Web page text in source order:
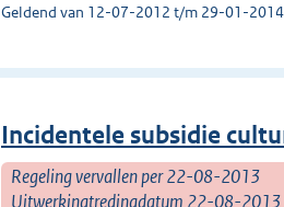
Geldend van 12-07-2012 t/m 29-01-2014
Incidentele subsidie
Regeling vervallen per 22-08-2013
Uitwerkingtredingdatum 22-08-2013